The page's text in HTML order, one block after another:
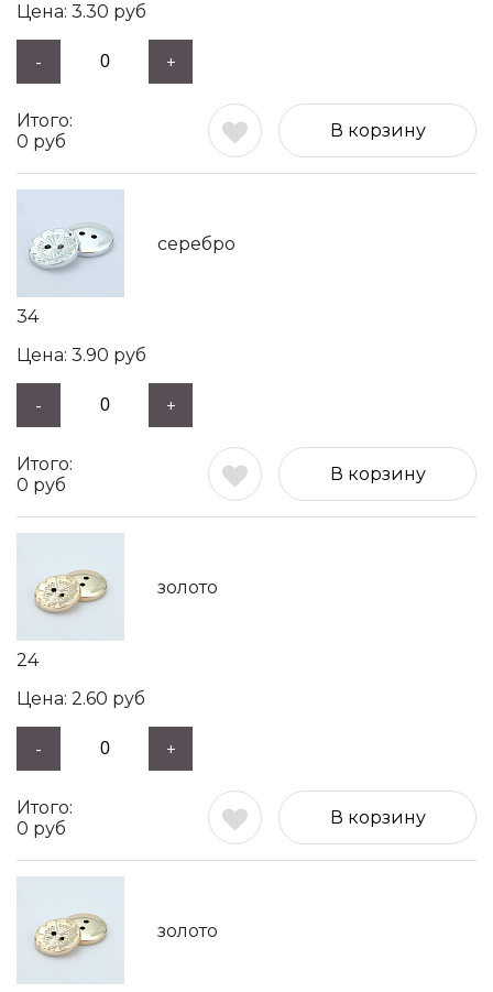
3.30 руб
- +
0 руб
В корзину
серебро
34
3.90 руб
- +
0 руб
В корзину
золото
24
2.60 руб
- +
0 руб
В корзину
золото